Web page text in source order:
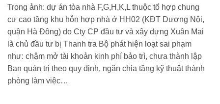
Trong ảnh: dự án tòa nhà F,G,H,K,L thuộc tổ hợp chung
cư cao tầng khu hỗn hợp nhà ở HH02 (KĐT Dương Nội,
quận Hà Đông) do Cty CP đầu tư và xây dựng Xuân Mai
là chủ đầu tư bị Thanh tra Bộ phát hiện loạt sai phạm
như: chậm mở tài khoản kinh phí bảo trì, chưa thành lập
Ban quản trị theo quy định, ngăn chia tầng kỹ thuật thành
phòng làm việc…